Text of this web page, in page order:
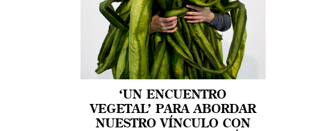
‘UN ENCUENTRO
VEGETAL’ PARA ABORDAR
NUESTRO VÍNCULO CON